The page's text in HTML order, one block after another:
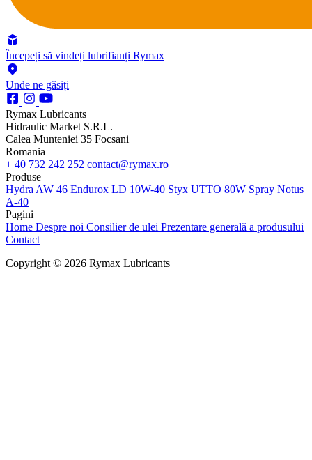
Începeți să vindeți lubrifianți Rymax
Unde ne găsiți
Rymax Lubricants
Hidraulic Market S.R.L.
Calea Munteniei 35 Focsani
Romania
+ 40 732 242 252 contact@rymax.ro
Produse
Hydra AW 46 Endurox LD 10W-40 Styx UTTO 80W Spray Notus
A-40
Pagini
Home Despre noi Consilier de ulei Prezentare generală a produsului
Contact
Copyright © 2026 Rymax Lubricants